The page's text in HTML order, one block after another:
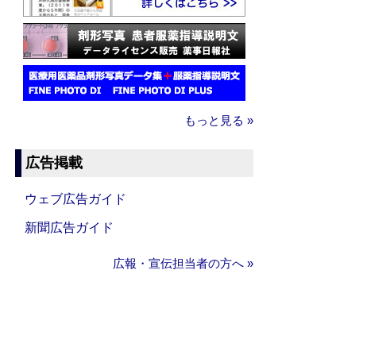
もっと見る »
広告掲載
ウェブ広告ガイド
新聞広告ガイド
広報・宣伝担当者の方へ »